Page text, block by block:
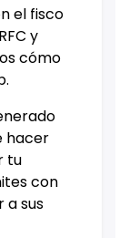
el fisco
y
cómo
hacer
tu
con
a sus